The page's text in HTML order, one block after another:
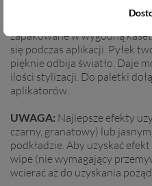
efekcie. Stworzysz nimi
zapakowane w wygodną
się podczas aplikacji. Pyłek
pięknie odbija światło. Daje
ilości stylizacji. Do paletki
aplikatorów.
UWAGA: Najlepsze efekty
czarny, granatowy) lub
podkładzie. Aby uzyskać
wipe (nie wymagający
wcierać aż do uzyskania